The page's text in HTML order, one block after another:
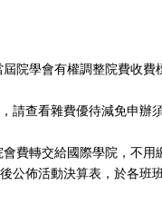
院學會有權調整院費收費
查看雜費優待減免申辦
費轉交給國際學院，不用
佈活動決算表，於各班